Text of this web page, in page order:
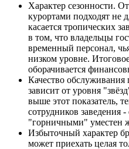
Характер сезонности.
курортами подходят не
касается тропических
в том, что владельцы
временный персонал,
низком уровне.
оборачивается
Качество обслуживания
зависит от уровня
выше этот показатель,
сотрудников заведения
"горничными" уместен
Избыточный характер
может приехать целая